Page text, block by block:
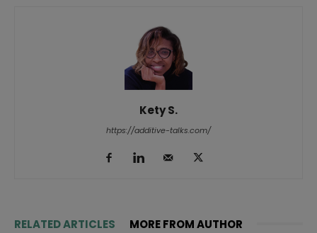
Kety S.
https://additive-talks.com/
RELATED ARTICLES MORE FROM AUTHOR